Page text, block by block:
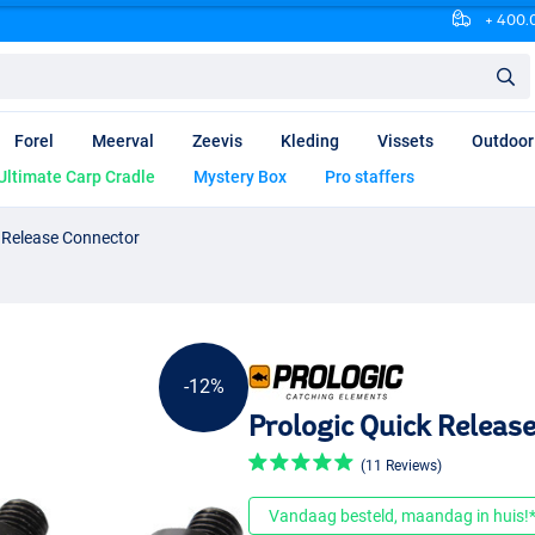
+
Forel Meerval Zeevis Kleding Vissets Outdoor
Carp Cradle
Mystery Box Pro staffers
Connector
-12%
Prologic Quick
(11 Reviews)
Vandaag besteld, maandag in huis!*